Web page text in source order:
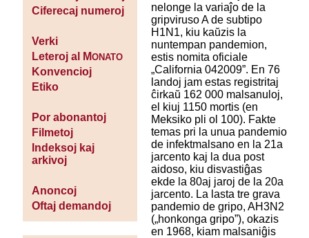
Ciferecaj numeroj
Verki
Leteroj al MONATO
Konvencioj
Etiko
Por abonantoj
Filmetoj
Indeksoj kaj
arkivoj
Anoncoj
Oftaj demandoj
nelonge la variaĵo de la
gripviruso A de subtipo
H1N1, kiu kaŭzis la
nuntempan pandemion,
estis nomita oficiale
„California 042009”. En 76
landoj jam estas registritaj
ĉirkaŭ 162 000 malsanuloj,
el kiuj 1150 mortis (en
Meksiko pli ol 100). Fakte
temas pri la unua pandemio
de infektmalsano en la 21a
jarcento kaj la dua post
aidoso, kiu disvastiĝas
ekde la 80aj jaroj de la 20a
jarcento. La lasta tre grava
pandemio de gripo, AH3N2
(„honkonga gripo”), okazis
en 1968, kiam malsaniĝis